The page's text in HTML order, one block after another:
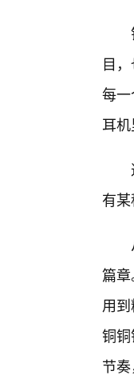
目
每
耳
有
篇
用
铜
节